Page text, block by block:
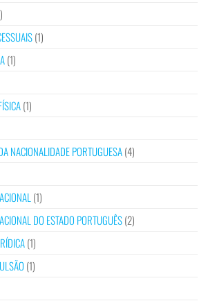
(1)
(1)
(1)
NACIONALIDADE PORTUGUESA(4)
(1)
DO ESTADO PORTUGUÊS(2)
(1)
(1)